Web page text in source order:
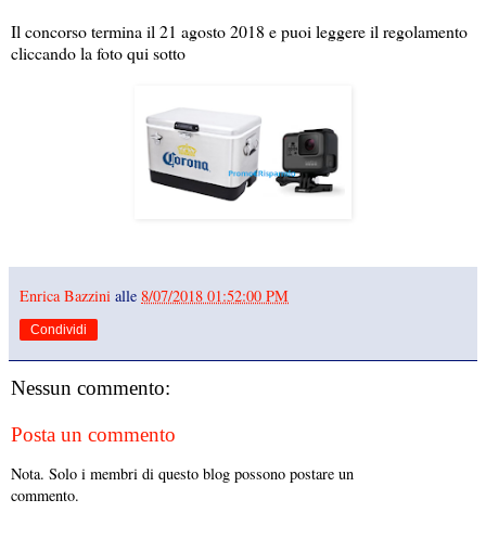
Il concorso termina il 21 agosto 2018 e puoi leggere il regolamento
cliccando la foto qui sotto
Enrica Bazzini alle 8/07/2018 01:52:00 PM
Condividi
Nessun commento:
Posta un commento
Nota. Solo i membri di questo blog possono postare un
commento.